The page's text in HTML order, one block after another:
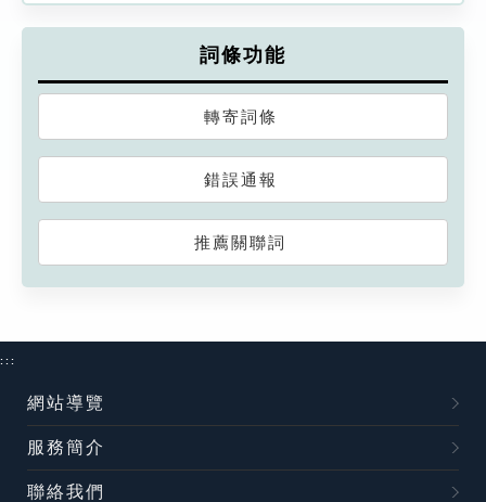
詞條功能
轉寄詞條
錯誤通報
推薦關聯詞
:::
網站導覽
服務簡介
聯絡我們